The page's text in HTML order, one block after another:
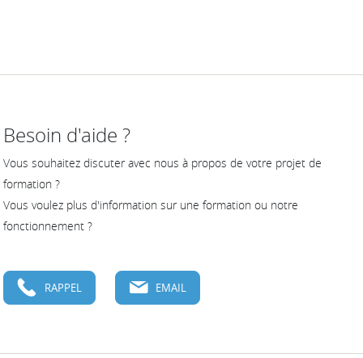
Besoin d'aide ?
Vous souhaitez discuter avec nous à propos de votre projet de
formation ?
Vous voulez plus d'information sur une formation ou notre
fonctionnement ?
RAPPEL EMAIL